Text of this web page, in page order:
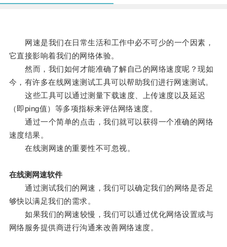
网速是我们在日常生活和工作中必不可少的一个因素，
它直接影响着我们的网络体验。
然而，我们如何才能准确了解自己的网络速度呢？现如
今，有许多在线网速测试工具可以帮助我们进行网速测试。
这些工具可以通过测量下载速度、上传速度以及延迟
（即ping值）等多项指标来评估网络速度。
通过一个简单的点击，我们就可以获得一个准确的网络
速度结果。
在线测网速的重要性不可忽视。
在线测网速软件
通过测试我们的网速，我们可以确定我们的网络是否足
够快以满足我们的需求。
如果我们的网速较慢，我们可以通过优化网络设置或与
网络服务提供商进行沟通来改善网络速度。